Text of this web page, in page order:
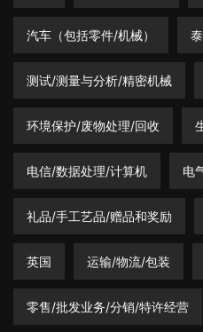
汽车（包括零件/机械）
测试/测量与分析/精密机械
环境保护/废物处理/回收
电信/数据处理/计算机 电
礼品/手工艺品/赠品和奖励
英国 运输/物流/包装
零售/批发业务/分销/特许经营